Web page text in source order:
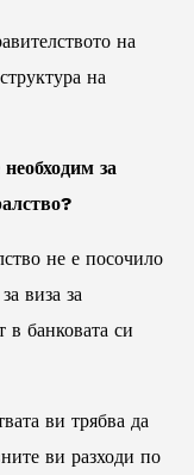
на
на
за
не е посочило
виза за
в банковата си
ви трябва да
ви разходи по